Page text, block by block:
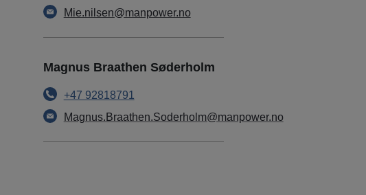
Mie.nilsen@manpower.no
Magnus Braathen Søderholm
+47 92818791
Magnus.Braathen.Soderholm@manpower.no